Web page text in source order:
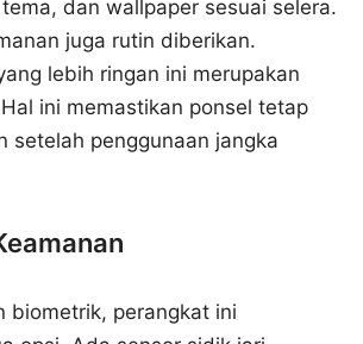
dan wallpaper sesuai selera.
juga rutin diberikan.
lebih ringan ini merupakan
ini memastikan ponsel tetap
setelah penggunaan jangka
biometrik, perangkat ini